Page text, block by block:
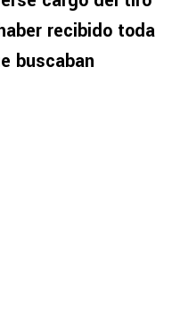
recibido toda
buscaban